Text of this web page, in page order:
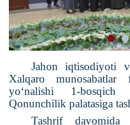
Jahon iqtisodiyoti
Xalqaro munosabatlar
yo‘nalishi 1-
Qonunchilik palatasiga
Tashrif davomida